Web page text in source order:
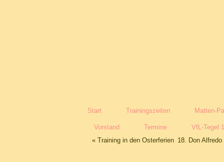
Start Trainingszeiten Matten-
Vorstand Termine
VfL-Tegel
« Training in den Osterferien 18. Don